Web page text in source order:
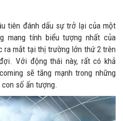
tiên đánh dấu sự trở lại của một
mang tính biểu tượng nhất của
ra mắt tại thị trường lớn thứ 2 trên
Với động thái này, rất có khả
sẽ tăng mạnh trong những
số ấn tượng.